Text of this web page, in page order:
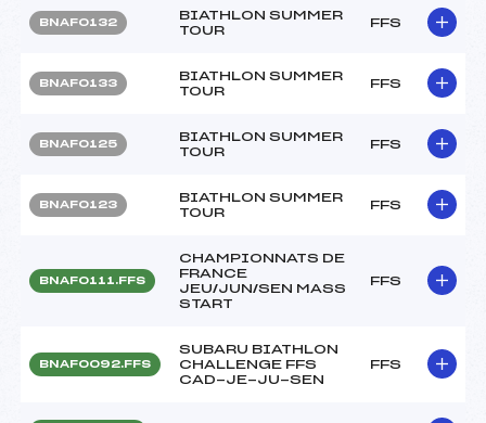
BNAF0132
BIATHLON SUMMER
TOUR
FFS
BNAF0133
BIATHLON SUMMER
TOUR
FFS
BNAF0125
BIATHLON SUMMER
TOUR
FFS
BNAF0123
BIATHLON SUMMER
TOUR
FFS
BNAF0111.FFS
CHAMPIONNATS DE
FRANCE
JEU/JUN/SEN MASS
START
FFS
BNAF0092.FFS
SUBARU BIATHLON
CHALLENGE FFS
CAD-JE-JU-SEN
FFS